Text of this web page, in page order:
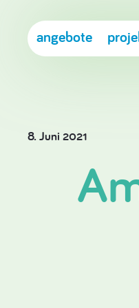
angebote
8. Juni 2021